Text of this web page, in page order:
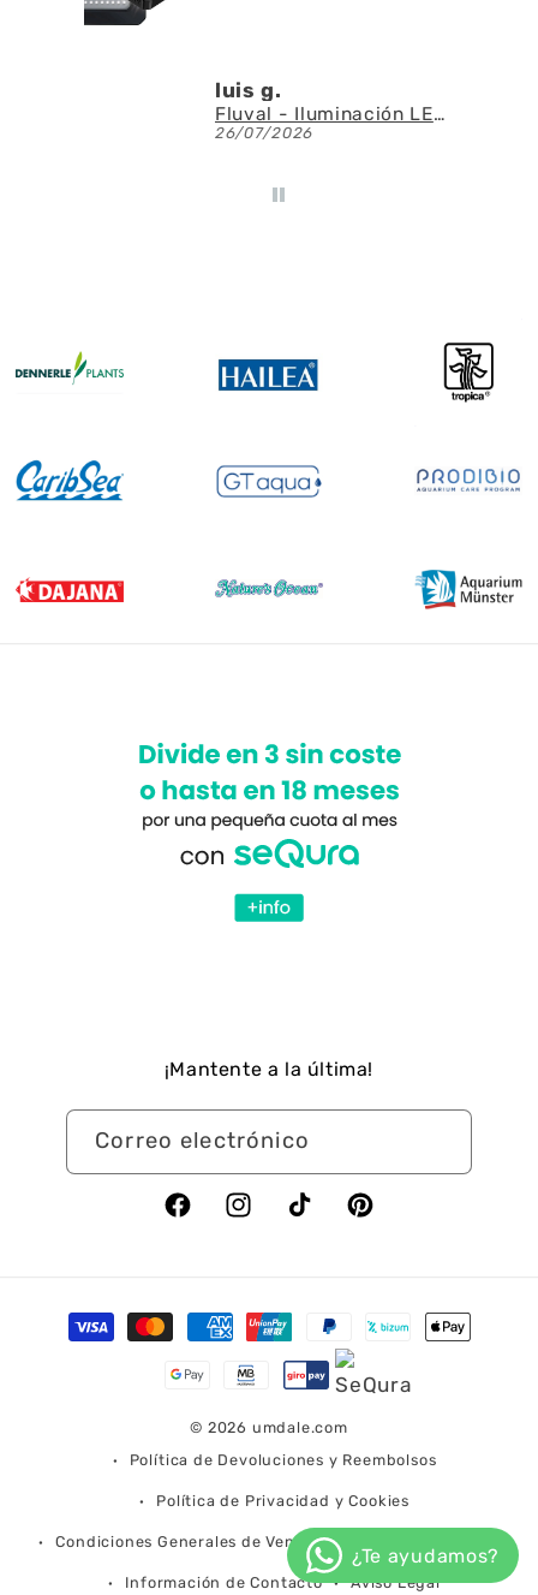
luis g.
Fluval - Iluminación LED Nano Reef 4.0 de 25W
26/07/2026
¡Mantente a la última!
Correo electrónico
FacebookInstagramTikTok Pinterest
Formas
de
© 2026 umdale.com
Política de Devoluciones y Reembolsos
Política de Privacidad y Cookies
Condiciones Generales de Venta Condiciones de Envío
Información de Contacto Aviso Legal